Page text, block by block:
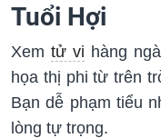
Tuổi Hợi
Xemtử vi hàng
họa thị phi từ trên
Bạn dễ phạm tiểu
lòng tự trọng.